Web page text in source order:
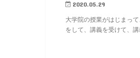
2020.05.29
大学院の授業がはじまっ
をして、講義を受けて、